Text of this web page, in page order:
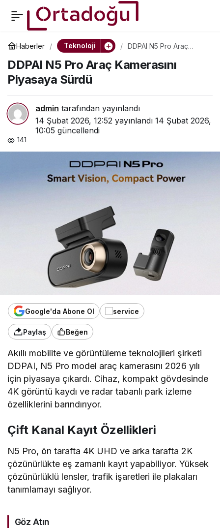
Haberler Teknoloji
DDPAI N5 Pro Araç
Sürdü
DDPAI N5 Pro Araç Kamerasını
Piyasaya Sürdü
admin tarafından yayınlandı
14 Şubat 2026, 12:52 yayınlandı 14 Şubat 2026,
10:05 güncellendi
141
Google'da Abone Ol
Paylaş Beğen
Akıllı mobilite ve görüntüleme teknolojileri şirketi
DDPAI, N5 Pro model araç kamerasını 2026 yılı
için piyasaya çıkardı. Cihaz, kompakt gövdesinde
4K görüntü kaydı ve radar tabanlı park izleme
özelliklerini barındırıyor.
Çift Kanal Kayıt Özellikleri
N5 Pro, ön tarafta 4K UHD ve arka tarafta 2K
çözünürlükte eş zamanlı kayıt yapabiliyor. Yüksek
çözünürlüklü lensler, trafik işaretleri ile plakaları
tanımlamayı sağlıyor.
Göz Atın
Maldivler’de Balina
Köpek Balıkları İçin
Teknoloji Tabanlı İzleme
Projesi Başlatıldı